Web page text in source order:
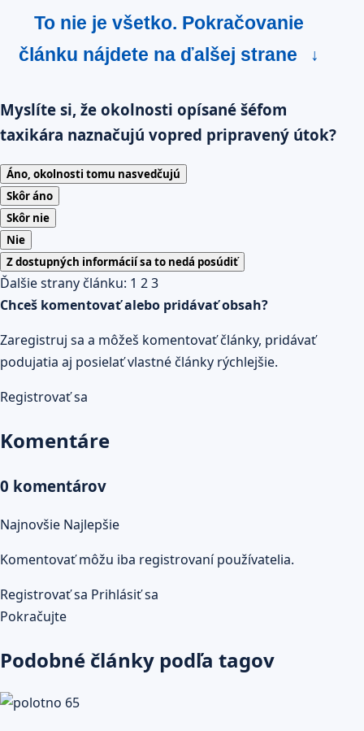
To nie je všetko. Pokračovanie
článku nájdete na ďalšej strane
↓
Myslíte si, že okolnosti opísané šéfom
taxikára naznačujú vopred pripravený útok?
Áno, okolnosti tomu nasvedčujú
Skôr áno
Skôr nie
Nie
Z dostupných informácií sa to nedá posúdiť
Ďalšie strany článku: 1 23
Chceš komentovať alebo pridávať obsah?
Zaregistruj sa a môžeš komentovať články, pridávať
podujatia aj posielať vlastné články rýchlejšie.
Registrovať sa
Komentáre
0 komentárov
Najnovšie Najlepšie
Komentovať môžu iba registrovaní používatelia.
Registrovať sa Prihlásiť sa
Pokračujte
Podobné články podľa tagov